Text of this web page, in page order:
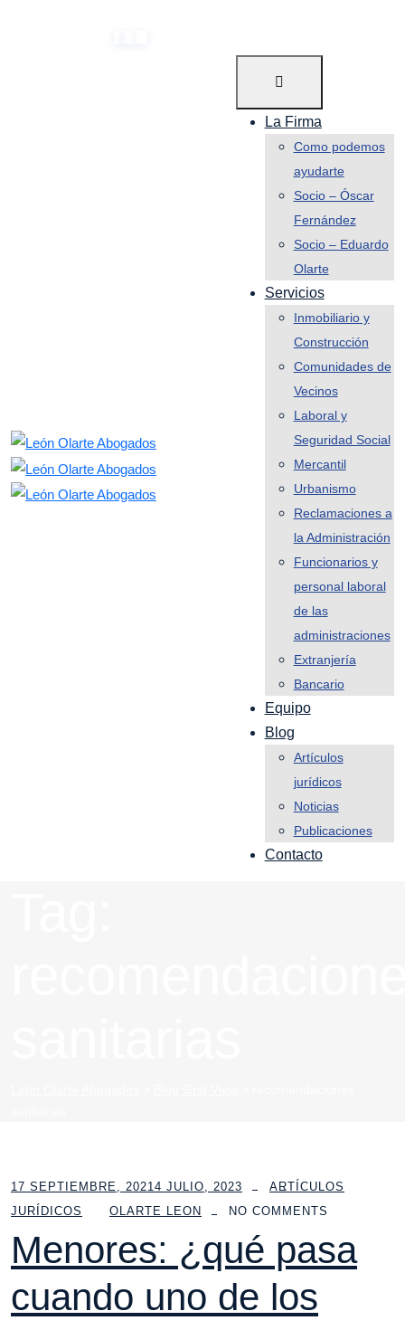
La Firma
Como podemos
ayudarte
Socio – Óscar
Fernández
Socio – Eduardo
Olarte
Servicios
Inmobiliario y
Construcción
Comunidades de
Vecinos
Laboral y
Seguridad Social
Mercantil
Urbanismo
Reclamaciones a
la Administración
Funcionarios y
personal laboral
de las
administraciones
Extranjería
Bancario
Equipo
Blog
Artículos
jurídicos
Noticias
Publicaciones
Contacto
17 SEPTIEMBRE, 20214 JULIO, 2023
ARTÍCULOS
JURÍDICOS
OLARTE LEON NO COMMENTS
Menores: ¿qué pasa
cuando uno de los